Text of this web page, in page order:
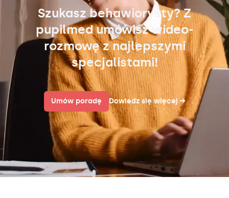
Szukasz behawiorysty? Z
pupilmed umówisz wideo-
rozmowę z najlepszymi
specjalistami!
Umów poradę Dowiedz się więcej →